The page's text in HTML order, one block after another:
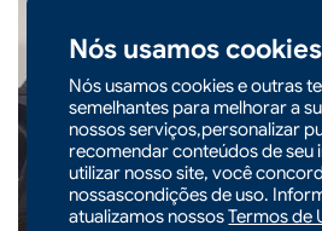
Nós usamos
Nós usamos cookies e outras
semelhantes para melhorar a
nossos serviços,personalizar
recomendar conteúdos de seu
utilizar nosso site, você
nossascondições de uso.
atualizamos nossosTermos de
| 03/08/
Homem
furtada